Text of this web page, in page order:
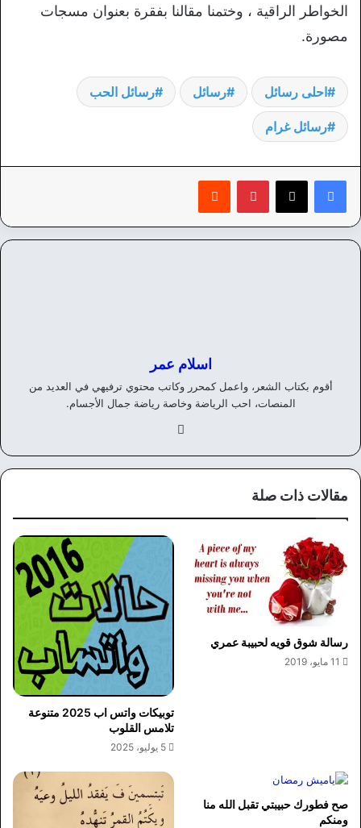
الخواطر الراقية ، وختمنا مقالنا بفقرة بعنوان مسجات
مصورة.
احلى رسائل رسائل رسائل الحب
رسائل غرام
بينتيريست
اسلام عمر
أقوم بكتاب الشعر، واعمل كمحرر وكاتب محتوي ترفيهي في العديد من
المنصات، احب الرياضة وخاصة رياضة جمال الأجسام.
وك
مقالات ذات صلة
رسالة شوق قويه لحبيبة عمري
11 مايو، 2019
توبيكات واتس اب 2025 متنوعة
تلامس القلوب
5 يوليو، 2025
صح فطورك حبيبتي تقبل الله منا
ومنكم